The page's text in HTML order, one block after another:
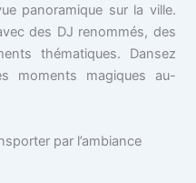
panoramique sur la ville.
des DJ renommés, des
thématiques. Dansez
moments magiques au-
par l’ambiance